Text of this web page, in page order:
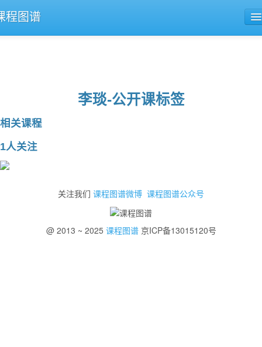
程图谱
李琰-公开课标签
相关课程
1人关注
关注我们 课程图谱微博 课程图谱公众号
@ 2013 ~ 2025 课程图谱京ICP备13015120号